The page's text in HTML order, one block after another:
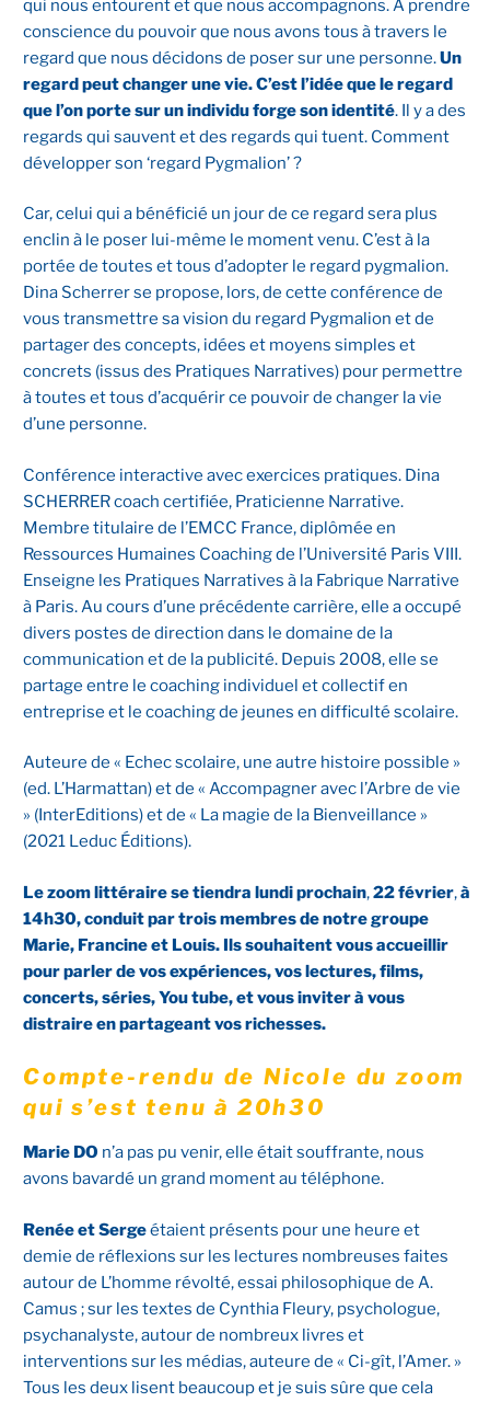
qui nous entourent et que nous accompagnons. A prendre
conscience du pouvoir que nous avons tous à travers le
regard que nous décidons de poser sur une personne.Un
regard peut changer une vie. C’est l’idée que le regard
que l’on porte sur un individu forge son identité. Il y a des
regards qui sauvent et des regards qui tuent. Comment
développer son ‘regard Pygmalion’ ?
Car, celui qui a bénéficié un jour de ce regard sera plus
enclin à le poser lui-même le moment venu. C’est à la
portée de toutes et tous d’adopter le regard pygmalion.
Dina Scherrer se propose, lors, de cette conférence de
vous transmettre sa vision du regard Pygmalion et de
partager des concepts, idées et moyens simples et
concrets (issus des Pratiques Narratives) pour permettre
à toutes et tous d’acquérir ce pouvoir de changer la vie
d’une personne.
Conférence interactive avec exercices pratiques. Dina
SCHERRER coach certifiée, Praticienne Narrative.
Membre titulaire de l’EMCC France, diplômée en
Ressources Humaines Coaching de l’Université Paris VIII.
Enseigne les Pratiques Narratives à la Fabrique Narrative
à Paris. Au cours d’une précédente carrière, elle a occupé
divers postes de direction dans le domaine de la
communication et de la publicité. Depuis 2008, elle se
partage entre le coaching individuel et collectif en
entreprise et le coaching de jeunes en difficulté scolaire.
Auteure de « Echec scolaire, une autre histoire possible »
(ed. L’Harmattan) et de « Accompagner avec l’Arbre de vie
» (InterEditions) et de « La magie de la Bienveillance »
(2021 Leduc Éditions).
Le zoom littéraire se tiendra lundi prochain,22 février,à
14h30, conduit par trois membres de notre groupe
Marie, Francine et Louis. Ils souhaitent vous accueillir
pour parler de vos expériences, vos lectures, films,
concerts, séries, You tube, et vous inviter à vous
distraire en partageant vos richesses.
Compte-rendu de Nicole du zoom
qui s’est tenu à 20h30
Marie DO n’a pas pu venir, elle était souffrante, nous
avons bavardé un grand moment au téléphone.
Renée et Sergeétaient présents pour une heure et
demie de réflexions sur les lectures nombreuses faites
autour de L’homme révolté, essai philosophique de A.
Camus ; sur les textes de Cynthia Fleury, psychologue,
psychanalyste, autour de nombreux livres et
interventions sur les médias, auteure de « Ci-gît, l’Amer. »
Tous les deux lisent beaucoup et je suis sûre que cela